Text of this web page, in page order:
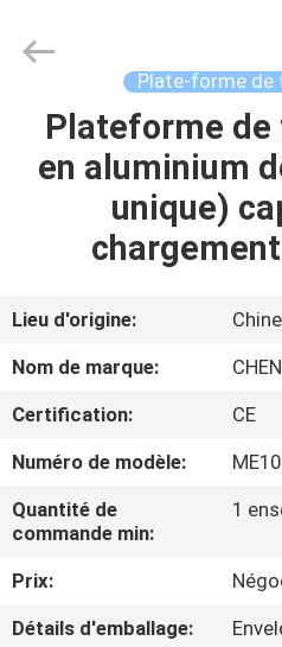
LA
MAISON
À
PROPOS
NOUS
DE
L'USINE
MACHINERY
Reserved.
Plate-forme de
Plateforme
en aluminium
unique)
Lieu d'origine:
Chine
Nom de marque:
Certification:
CE
Numéro de modèle:
Quantité de
commande min:
1
Prix:
Détails d'emballage: